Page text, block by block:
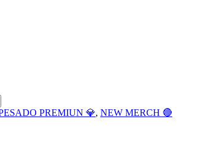
PREMIUN 💎, NEW MERCH 🔴